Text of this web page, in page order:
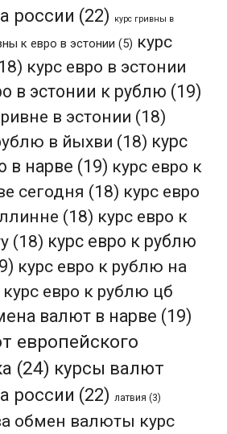
россии (22) курс гривны в
к евро в эстонии (5) курс
курс евро в эстонии
в эстонии к рублю (19)
в эстонии (18)
в йыхви (18) курс
в нарве (19) курс евро к
сегодня (18) курс евро
(18) курс евро к
(18) курс евро к рублю
курс евро к рублю на
курс евро к рублю цб
валют в нарве (19)
европейского
(24) курсы валют
россии (22) латвия (3)
обмен валюты курс